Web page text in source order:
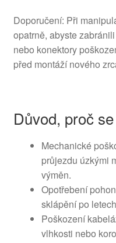
Doporučení: Při
opatrně, abyste
nebo konektory
před montáží nového
Důvod, proč
Mechanické
průjezdu úzkými
výměn.
Opotřebení
sklápění po
Poškození
vlhkosti nebo